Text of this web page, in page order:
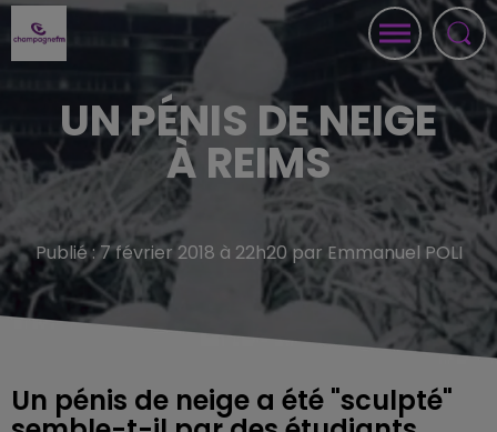
UN PÉNIS DE NEIGE
À REIMS
Publié : 7 février 2018 à 22h20 par Emmanuel POLI
Un pénis de neige a été "sculpté"